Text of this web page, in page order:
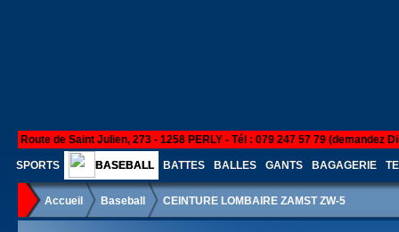
Route de Saint Julien, 273 - 1258 PERLY - Tél : 079 247 57 79 (demandez
SPORTS BASEBALL BATTES BALLES GANTS BAGAGERIE
Accueil Baseball CEINTURE LOMBAIRE ZAMST ZW-5